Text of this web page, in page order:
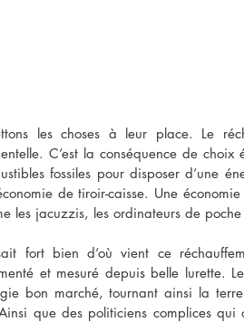
les choses à leur place. Le
C’est la conséquence de
fossiles pour disposer d’une
de tiroir-caisse. Une
les jacuzzis, les ordinateurs de
fort bien d’où vient ce
et mesuré depuis belle lurette.
bon marché, tournant ainsi la
que des politiciens complices qui